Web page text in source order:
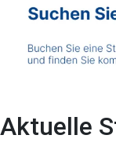
Aktuelle